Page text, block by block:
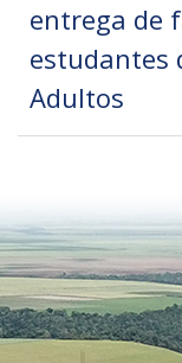
entrega de
estudantes
Adultos